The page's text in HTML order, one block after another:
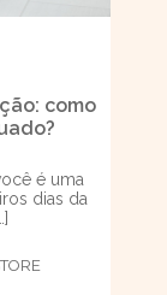
como
é uma
dias da